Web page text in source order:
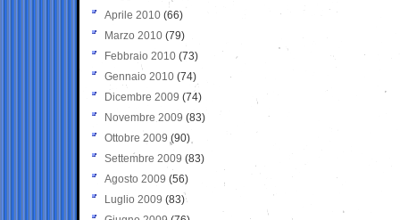
Aprile 2010 (66)
Marzo 2010 (79)
Febbraio 2010 (73)
Gennaio 2010 (74)
Dicembre 2009 (74)
Novembre 2009 (83)
Ottobre 2009 (90)
Settembre 2009 (83)
Agosto 2009 (56)
Luglio 2009 (83)